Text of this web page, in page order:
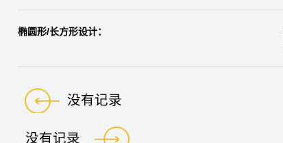
椭圆形/长方形设计：
没有记录
没有记录